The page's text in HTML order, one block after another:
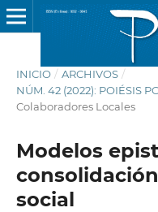
INICIO / ARCHIVOS /
NÚM. 42 (2022): POIÉSIS
Colaboradores Locales
Modelos
social